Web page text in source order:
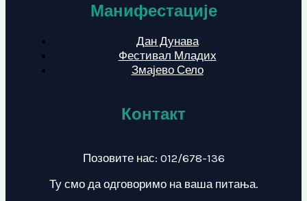
Манифестације
Дан Дунава
Фестивал Младих
Змајево Село
Контакт
Позовите нас: 012/678-136
Ту смо да одговоримо на ваша питања.